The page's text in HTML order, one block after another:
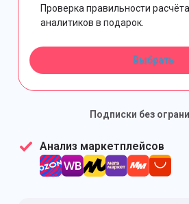
Проверка правильности
аналитиков в подарок.
Выбрать
Подписки без
Анализ маркетплейсов